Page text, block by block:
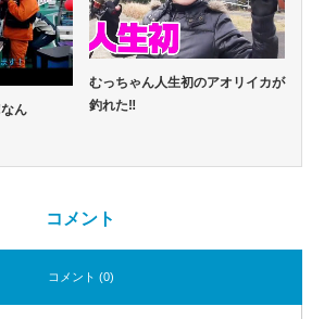
ん
むっちゃん人生初のアオリイカが
釣れた‼
コメント
コメント (0)